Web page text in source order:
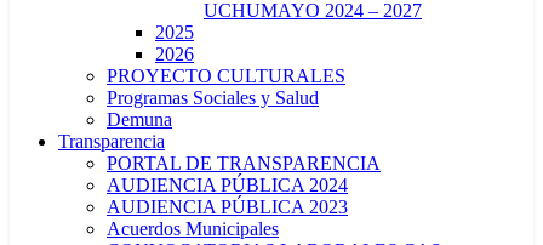
UCHUMAYO 2024 – 2027
2025
2026
PROYECTO CULTURALES
Programas Sociales y Salud
Demuna
Transparencia
PORTAL DE TRANSPARENCIA
AUDIENCIA PÚBLICA 2024
AUDIENCIA PÚBLICA 2023
Acuerdos Municipales